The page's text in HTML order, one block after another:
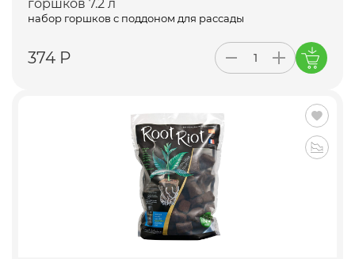
горшков 7.2 л
набор горшков с поддоном для рассады
374 Р